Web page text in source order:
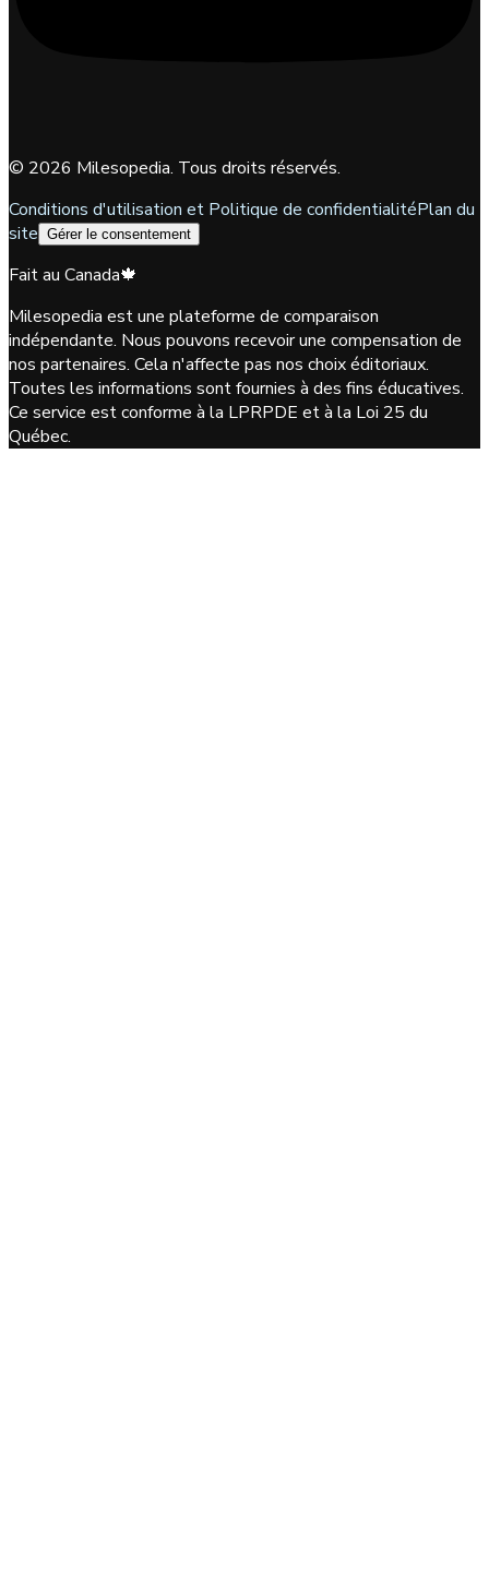
© 2026 Milesopedia. Tous droits réservés.
Conditions d'utilisation et Politique de confidentialitéPlan du
site Gérer le consentement
Fait au Canada🍁
Milesopedia est une plateforme de comparaison
indépendante. Nous pouvons recevoir une compensation de
nos partenaires. Cela n'affecte pas nos choix éditoriaux.
Toutes les informations sont fournies à des fins éducatives.
Ce service est conforme à la LPRPDE et à la Loi 25 du
Québec.